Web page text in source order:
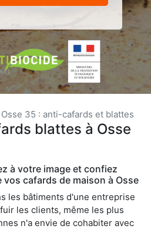
Osse 35 : anti-cafards et blattes
blattes à Osse
à votre image et confiez
cafards de maison à Osse
les bâtiments d'une entreprise
les clients, même les plus
n'a envie de cohabiter avec